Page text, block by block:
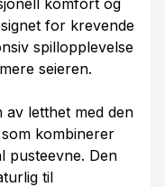
for krevende
spillopplevelse
seieren.
letthet med den
kombinerer
pusteevne. Den
til